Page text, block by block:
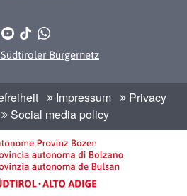
YouTube
TikTokWhatsApp
Südtiroler Bürgernetz
Impressum
Privacy
Social media policy